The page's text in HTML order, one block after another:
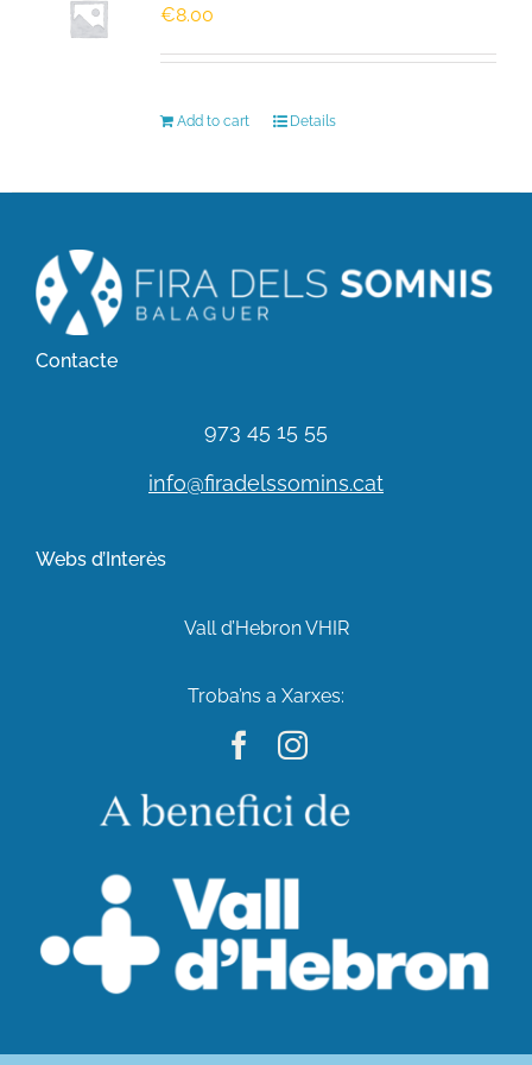
HISTÒRIC
FER UN DONATIU!
€8.00
Add to cart Details
Contacte
973 45 15 55
info@firadelssomins.cat
Webs d’Interès
Vall d’Hebron VHIR
Troba’ns a Xarxes: